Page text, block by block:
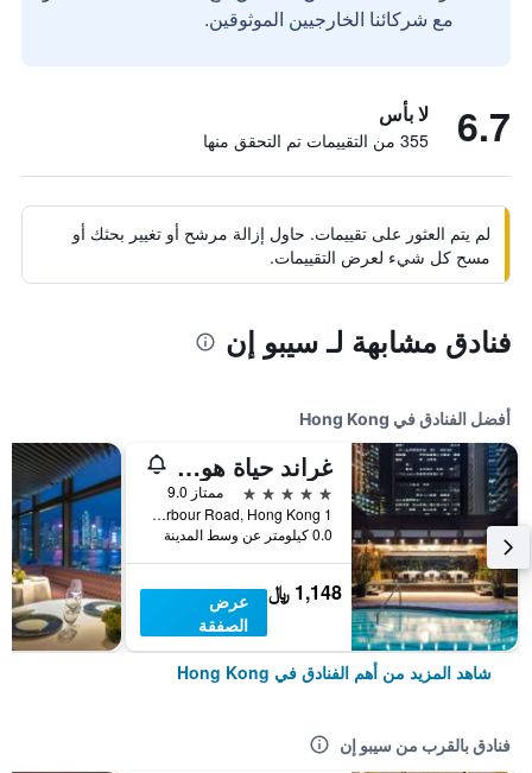
مع شركائنا الخارجيين الموثوقين.
6.7 لا بأس
355 من التقييمات تم التحقق منها
لم يتم العثور على تقييمات. حاول إزالة مرشح أو تغيير بحثك أو
مسح كل شيء لعرض التقييمات.
فنادق مشابهة لـ سيبو إن
أفضل الفنادق في Hong Kong
غراند حياة هونغ كونغ
5 نجوم
ممتاز 9.0
1 Harbour Road, Hong Kong, هونغ كونغ
0.0 كيلومتر عن وسط المدينة
1,148 ﷼
عرض
الصفقة
شاهد المزيد من أهم الفنادق في Hong Kong
فنادق بالقرب من سيبو إن